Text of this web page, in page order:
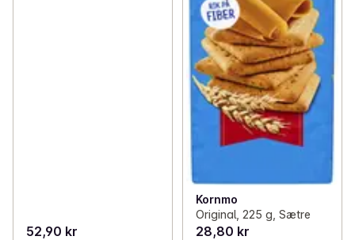
52,90 kr
Kornmo
Original, 225 g, Sætre
28,80 kr